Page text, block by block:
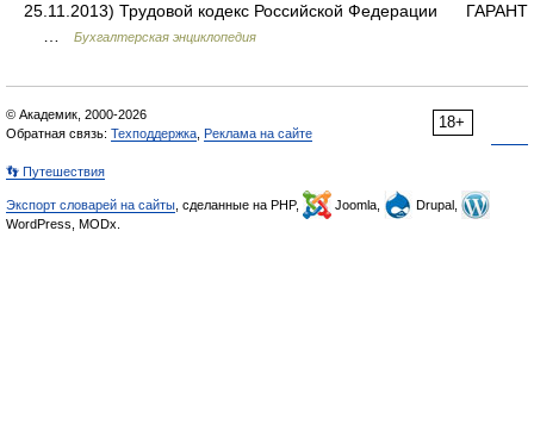
25.11.2013) Трудовой кодекс Российской Федерации ГАРАНТ
Бухгалтерская энциклопедия
18+
© Академик, 2000-2026
Обратная связь: Техподдержка Реклама на сайте
👣 Путешествия
Экспорт словарей на сайты , сделанные на PHP, Joomla,
Drupal,
WordPress, MODx.